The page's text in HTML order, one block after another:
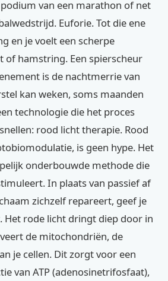
van een marathon of net
Euforie. Tot die ene
en je voelt een scherpe
of hamstring. Een spierscheur
is de nachtmerrie van
kan weken, soms maanden
technologie die het proces
rood licht therapie. Rood
is geen hype. Het
onderbouwde methode die
In plaats van passief af
zichzelf repareert, geef je
Het rode licht dringt diep door in
de mitochondriën, de
je cellen. Dit zorgt voor een
van ATP (adenosinetrifosfaat),